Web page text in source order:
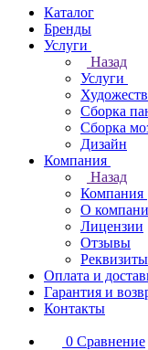
Каталог
Бренды
Услуги
Назад
Услуги
Сборка
Сборка
Дизайн
Компания
Назад
Компания
О
Лицензии
Отзывы
Реквизиты
Оплата и
Гарантия и
Контакты
0 Сравнение